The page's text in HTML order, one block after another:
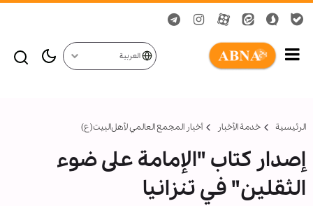
العربية
الرئيسية خدمة الأخبار أخبار المجمع العالمي لأهل‌البيت(ع)
إصدار كتاب "الإمامة على ضوء
الثقلين" في تنزانيا